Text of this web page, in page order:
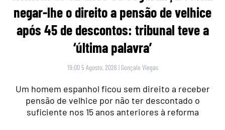
negar-lhe o direito a pensão de velhice
após 45 de descontos: tribunal teve a
‘última palavra’
19:00 5 Agosto, 2026 | Gonçalo Viegas
Um homem espanhol ficou sem direito a receber
pensão de velhice por não ter descontado o
suficiente nos 15 anos anteriores à reforma